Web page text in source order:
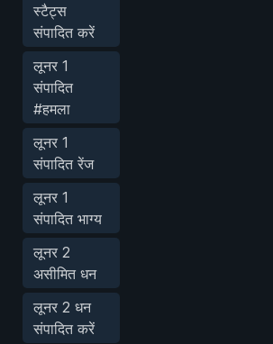
स्टैट्स
संपादित करें
लूनर 1
संपादित
#हमला
लूनर 1
संपादित रेंज
लूनर 1
संपादित भाग्य
लूनर 2
असीमित धन
लूनर 2 धन
संपादित करें